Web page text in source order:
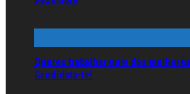
Queres trabalhar num dos
Candidata-te!